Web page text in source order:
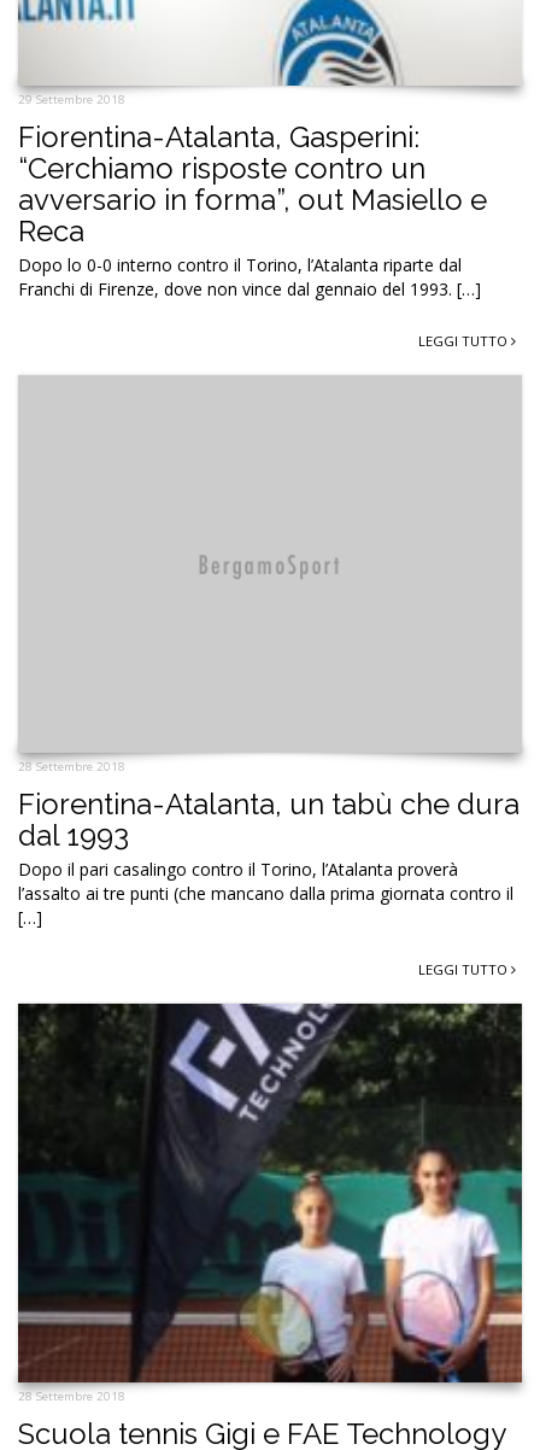
29 Settembre 2018
Fiorentina-Atalanta, Gasperini:
“Cerchiamo risposte contro un
avversario in forma”, out Masiello e
Reca
Dopo lo 0-0 interno contro il Torino, l’Atalanta riparte dal
Franchi di Firenze, dove non vince dal gennaio del 1993. […]
LEGGI TUTTO
28 Settembre 2018
Fiorentina-Atalanta, un tabù che dura
dal 1993
Dopo il pari casalingo contro il Torino, l’Atalanta proverà
l’assalto ai tre punti (che mancano dalla prima giornata contro il
[…]
LEGGI TUTTO
28 Settembre 2018
Scuola tennis Gigi e FAE Technology